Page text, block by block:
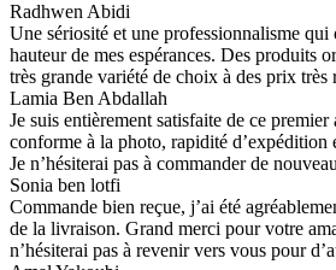
Radhwen Abidi
Une sériosité et une professionnalisme qui
hauteur de mes espérances. Des produits
très grande variété de choix à des prix très
Lamia Ben Abdallah
Je suis entièrement satisfaite de ce
conforme à la photo, rapidité d’expédition
Je n’hésiterai pas à commander de
Sonia ben lotfi
Commande bien reçue, j’ai été
de la livraison. Grand merci pour votre
n’hésiterai pas à revenir vers vous pour